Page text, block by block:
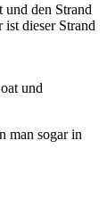
und den Strand
dieser Strand
und
man sogar in